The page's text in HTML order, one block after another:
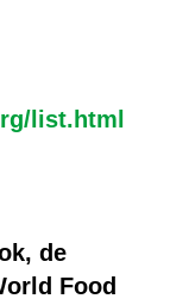
list.html
de
Food